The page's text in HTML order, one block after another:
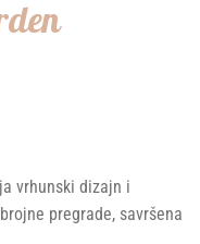
vrhunski dizajn i
pregrade, savršena